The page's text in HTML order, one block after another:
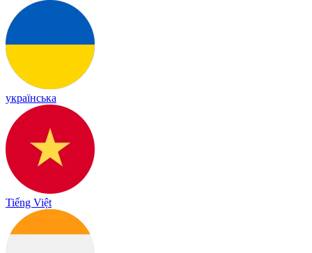
українська
Tiếng Việt